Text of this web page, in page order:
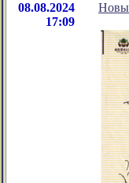
08.08.2024
17:09